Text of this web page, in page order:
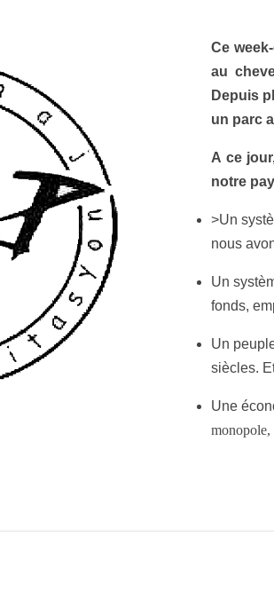
Ce
au
Depuis
un parc
A ce
notre
>Un
nous
Un
fonds,
Un
siècles.
Une
monopole,